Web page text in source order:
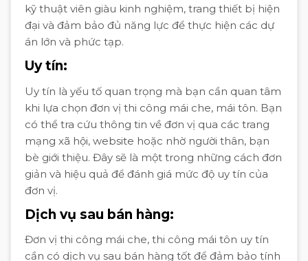
kỹ thuật viên giàu kinh nghiệm, trang thiết bị hiện
đại và đảm bảo đủ năng lực để thực hiện các dự
án lớn và phức tạp.
Uy tín:
Uy tín là yếu tố quan trọng mà bạn cần quan tâm
khi lựa chọn đơn vị thi công mái che, mái tôn. Bạn
có thể tra cứu thông tin về đơn vị qua các trang
mạng xã hội, website hoặc nhờ người thân, bạn
bè giới thiệu. Đây sẽ là một trong những cách đơn
giản và hiệu quả để đánh giá mức độ uy tín của
đơn vị.
Dịch vụ sau bán hàng:
Đơn vị thi công mái che, thi công mái tôn uy tín
cần có dịch vụ sau bán hàng tốt để đảm bảo tính